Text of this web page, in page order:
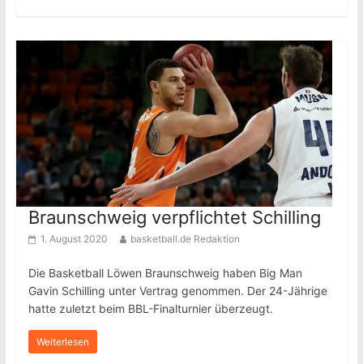
Braunschweig verpflichtet Schilling
1. August 2020 basketball.de Redaktion
Die Basketball Löwen Braunschweig haben Big Man
Gavin Schilling unter Vertrag genommen. Der 24-Jährige
hatte zuletzt beim BBL-Finalturnier überzeugt.
Weiterlesen